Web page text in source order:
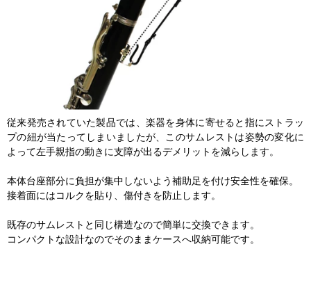
従来発売されていた製品では、楽器を身体に寄せると指にストラッ
プの紐が当たってしまいましたが、このサムレストは姿勢の変化に
よって左手親指の動きに支障が出るデメリットを減らします。
本体台座部分に負担が集中しないよう補助足を付け安全性を確保。
接着面にはコルクを貼り、傷付きを防止します。
既存のサムレストと同じ構造なので簡単に交換できます。
コンパクトな設計なのでそのままケースへ収納可能です。